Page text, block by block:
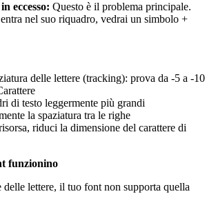
eccesso: Questo è il problema principale.
nel suo riquadro, vedrai un simbolo +
delle lettere (tracking): prova da -5 a -10
di testo leggermente più grandi
la spaziatura tra le righe
riduci la dimensione del carattere di
funzionino
delle lettere, il tuo font non supporta quella